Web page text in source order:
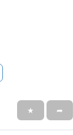
★ ➦